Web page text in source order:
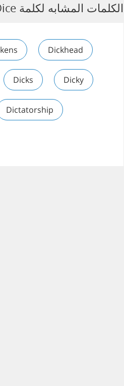
الكلمات المشابه لكلمة Dice
Dickhead
Dicks Dicky
Dictatorship